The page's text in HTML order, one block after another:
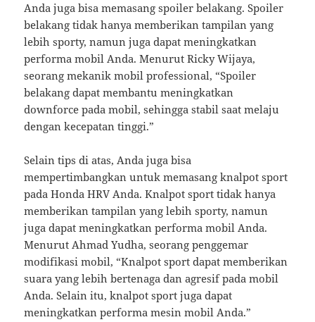
Anda juga bisa memasang spoiler belakang. Spoiler
belakang tidak hanya memberikan tampilan yang
lebih sporty, namun juga dapat meningkatkan
performa mobil Anda. Menurut Ricky Wijaya,
seorang mekanik mobil professional, “Spoiler
belakang dapat membantu meningkatkan
downforce pada mobil, sehingga stabil saat melaju
dengan kecepatan tinggi.”
Selain tips di atas, Anda juga bisa
mempertimbangkan untuk memasang knalpot sport
pada Honda HRV Anda. Knalpot sport tidak hanya
memberikan tampilan yang lebih sporty, namun
juga dapat meningkatkan performa mobil Anda.
Menurut Ahmad Yudha, seorang penggemar
modifikasi mobil, “Knalpot sport dapat memberikan
suara yang lebih bertenaga dan agresif pada mobil
Anda. Selain itu, knalpot sport juga dapat
meningkatkan performa mesin mobil Anda.”